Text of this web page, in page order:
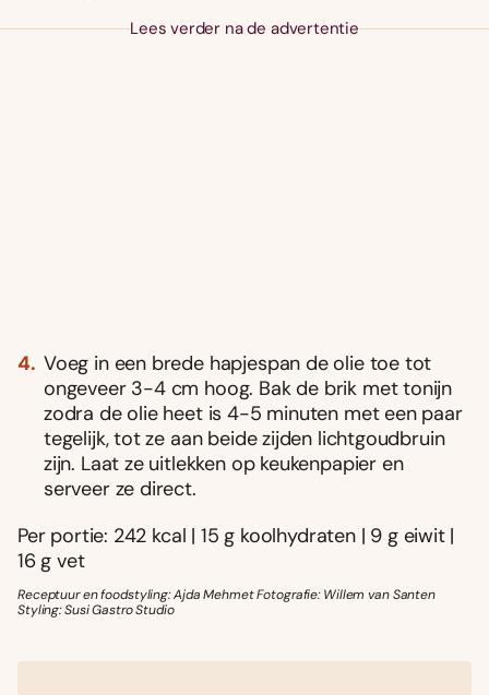
Lees verder na de advertentie
Voeg in een brede hapjespan de olie toe tot
ongeveer 3-4 cm hoog. Bak de brik met tonijn
zodra de olie heet is 4-5 minuten met een paar
tegelijk, tot ze aan beide zijden lichtgoudbruin
zijn. Laat ze uitlekken op keukenpapier en
serveer ze direct.
Per portie: 242 kcal | 15 g koolhydraten | 9 g eiwit |
16 g vet
Receptuur en foodstyling: Ajda Mehmet Fotografie: Willem van Santen
Styling: Susi Gastro Studio